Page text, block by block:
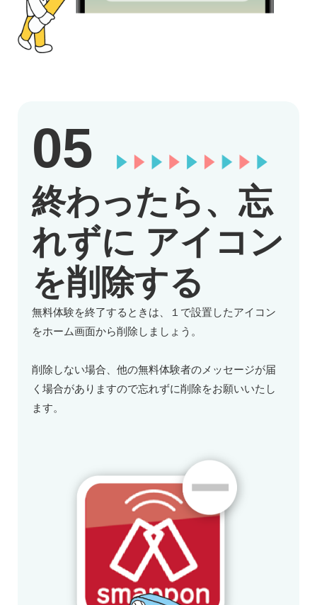
05
終わったら、忘
れずに アイコン
を削除する
無料体験を終了するときは、１で設置したアイコン
をホーム画面から削除しましょう。
削除しない場合、他の無料体験者のメッセージが届
く場合がありますので忘れずに削除をお願いいたし
ます。